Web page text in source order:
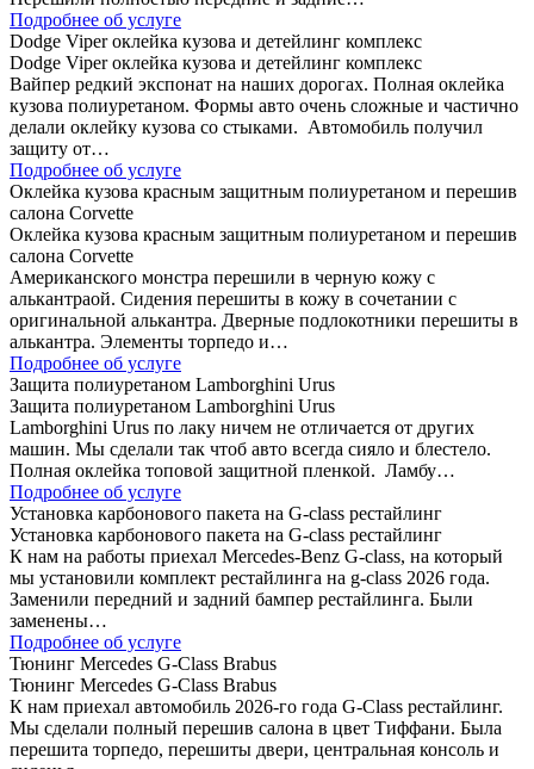
Подробнее об услуге
Dodge Viper оклейка кузова и детейлинг комплекс
Dodge Viper оклейка кузова и детейлинг комплекс
Вайпер редкий экспонат на наших дорогах. Полная оклейка
кузова полиуретаном. Формы авто очень сложные и частично
делали оклейку кузова со стыками. Автомобиль получил
защиту от…
Подробнее об услуге
Оклейка кузова красным защитным полиуретаном и перешив
салона Corvette
Оклейка кузова красным защитным полиуретаном и перешив
салона Corvette
Американского монстра перешили в черную кожу с
алькантраой. Сидения перешиты в кожу в сочетании с
оригинальной алькантра. Дверные подлокотники перешиты в
алькантра. Элементы торпедо и…
Подробнее об услуге
Защита полиуретаном Lamborghini Urus
Защита полиуретаном Lamborghini Urus
Lamborghini Urus по лаку ничем не отличается от других
машин. Мы сделали так чтоб авто всегда сияло и блестело.
Полная оклейка топовой защитной пленкой. Ламбу…
Подробнее об услуге
Установка карбонового пакета на G-class рестайлинг
Установка карбонового пакета на G-class рестайлинг
К нам на работы приехал Mercedes-Benz G-class, на который
мы установили комплект рестайлинга на g-class 2026 года.
Заменили передний и задний бампер рестайлинга. Были
заменены…
Подробнее об услуге
Тюнинг Mercedes G-Class Brabus
Тюнинг Mercedes G-Class Brabus
К нам приехал автомобиль 2026-го года G-Class рестайлинг.
Мы сделали полный перешив салона в цвет Тиффани. Была
перешита торпедо, перешиты двери, центральная консоль и